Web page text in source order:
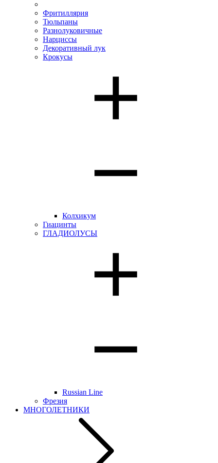
Фритиллярия
Тюльпаны
Разнолуковичные
Нарциссы
Декоративный лук
Крокусы
Колхикум
Гиацинты
ГЛАДИОЛУСЫ
Russian Line
Фрезия
МНОГОЛЕТНИКИ